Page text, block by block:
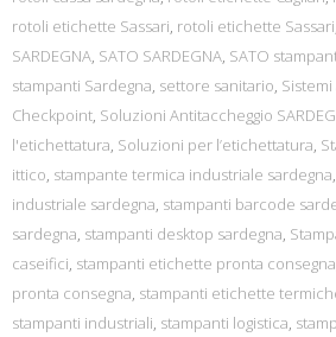
rotoli etichette Sassari, rotoli etichette Sassari
SARDEGNA, SATO SARDEGNA, SATO
stampanti Sardegna, settore sanitario,
Checkpoint, Soluzioni Antitaccheggio
l'etichettatura, Soluzioni per l’etichettatura,
ittico, stampante termica industriale sardegna,
industriale sardegna, stampanti barcode
sardegna, stampanti desktop sardegna,
caseifici, stampanti etichette pronta consegna
pronta consegna, stampanti etichette
stampanti industriali, stampanti logistica,